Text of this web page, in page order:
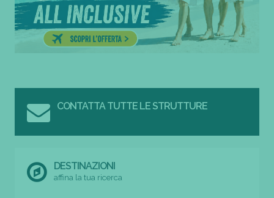
CONTATTA TUTTE LE STRUTTURE
DESTINAZIONI
affina la tua ricerca